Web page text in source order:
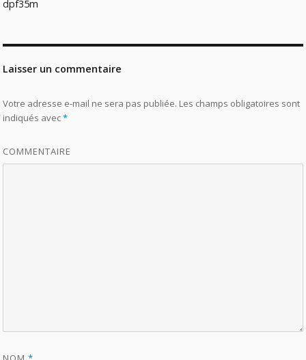
dpf35m
Laisser un commentaire
Votre adresse e-mail ne sera pas publiée. Les champs obligatoires sont
indiqués avec*
COMMENTAIRE